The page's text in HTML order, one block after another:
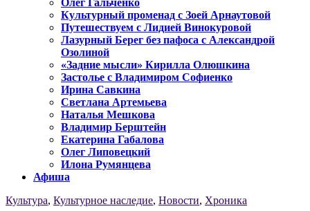
Олег Гальченко
Культурный променад с Зоей Арнаутовой
Путешествуем с Лидией Винокуровой
Лазурный Берег без пафоса с Александрой
Озолиной
«Задние мысли» Кирилла Олюшкина
Застолье с Владимиром Софиенко
Ирина Савкина
Светлана Артемьева
Наталья Мешкова
Владимир Берштейн
Екатерина Габалова
Олег Липовецкий
Илона Румянцева
Афиша
Культура, Культурное наследие, Новости, Хроника